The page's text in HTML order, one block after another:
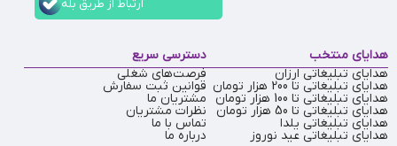
ارتباط از طریق بله
هدایای منتخب
هدایای تبلیغاتی ارزان
هدایای تبلیغاتی تا 200 هزار تومان
هدایای تبلیغاتی تا 100 هزار تومان
هدایای تبلیغاتی تا 50 هزار تومان
هدایای تبلیغاتی یلدا
هدایای تبلیغاتی عید نوروز
دسترسی سریع
فرصت‌های شغلی
قوانین ثبت سفارش
مشتریان ما
نظرات مشتریان
تماس با ما
درباره ما